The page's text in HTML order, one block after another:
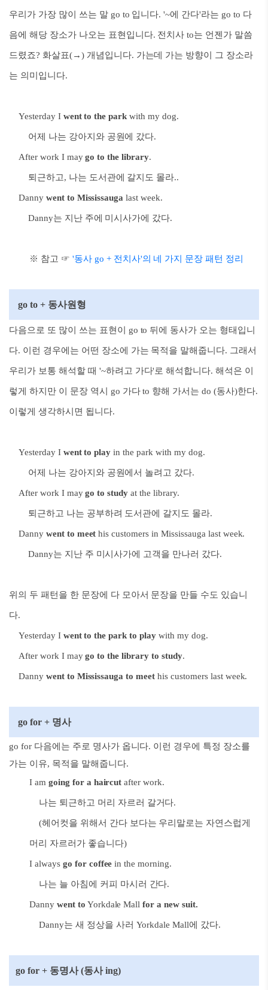
우리가 가장 많이 쓰는 말 go to 입니다. '~에 간다'라는 go to 다
음에 해당 장소가 나오는 표현입니다. 전치사 to는 언젠가 말씀
드렸죠? 화살표(→) 개념입니다. 가는데 가는 방향이 그 장소라
는 의미입니다.
Yesterday I went to the park with my dog.
어제 나는 강아지와 공원에 갔다.
After work I maygo to the library.
퇴근하고, 나는 도서관에 갈지도 몰라..
Danny went to Mississauga last week.
Danny는 지난 주에 미시사가에 갔다.
※ 참고 ☞ '동사 go + 전치사'의 네 가지 문장 패턴 정리
go to + 동사원형
다음으로 또 많이 쓰는 표현이 go to 뒤에 동사가 오는 형태입니
다. 이런 경우에는 어떤 장소에 가는 목적을 말해줍니다. 그래서
우리가 보통 해석할 때 '~하려고 가다'로 해석합니다.해석은 이
렇게 하지만 이 문장 역시 go 가다 to 향해 가서는 do (동사)한다.
이렇게 생각하시면 됩니다.
Yesterday I went to playin the park with my dog.
어제 나는 강아지와 공원에서 놀려고 갔다.
After work I maygo to study at the library.
퇴근하고 나는 공부하려 도서관에 갈지도 몰라.
Danny went to meet his customers in Mississauga last week.
Danny는 지난 주 미시사가에 고객을 만나러 갔다.
위의 두 패턴을 한 문장에 다 모아서 문장을 만들 수도 있습니
다.
Yesterday I went to the park to play with my dog.
After work I maygo to the library to study.
Danny went to Mississauga to meet his customers last week.
go for + 명사
go for 다음에는 주로 명사가 옵니다. 이런 경우에 특정 장소를
가는 이유, 목적을 말해줍니다.
I am going for a haircut after work.
나는 퇴근하고 머리 자르러 갈거다.
(헤어컷을 위해서 간다 보다는 우리말로는 자연스럽게
머리 자르러가 좋습니다)
I always go for coffee in the morning.
나는 늘 아침에 커피 마시러 간다.
Danny went to Yorkdale Mallfor a new suit.
Danny는 새 정상을 사러 Yorkdale Mall에 갔다.
go for + 동명사 (동사 ing)